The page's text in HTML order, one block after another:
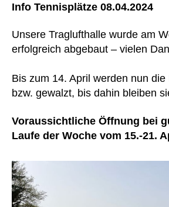
Info Tennisplätze 08.04.2024
Unsere Traglufthalle wurde am
erfolgreich abgebaut – vielen
Bis zum 14. April werden nun
bzw. gewalzt, bis dahin bleiben
Voraussichtliche Öffnung bei
Laufe der Woche vom 15.-21.